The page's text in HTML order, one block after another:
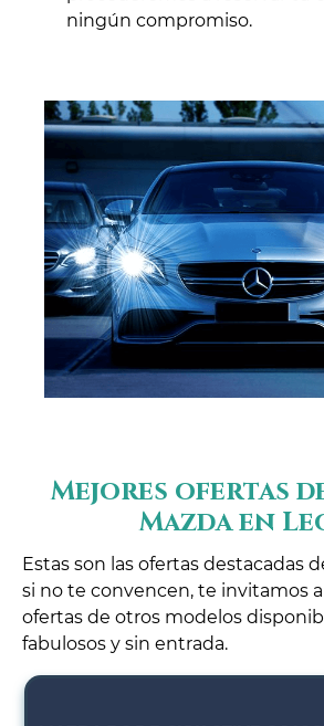
ningún compromiso.
Mejores ofertas
Mazda en
Estas son las ofertas destacadas
si no te convencen, te invitamos
ofertas de otros modelos
fabulosos y sin entrada.